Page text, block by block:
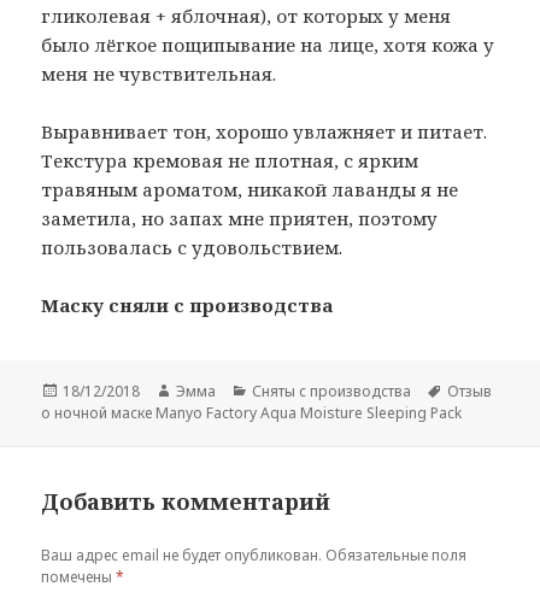
гликолевая + яблочная), от которых у меня
было лёгкое пощипывание на лице, хотя кожа у
меня не чувствительная.
Выравнивает тон, хорошо увлажняет и питает.
Текстура кремовая не плотная, с ярким
травяным ароматом, никакой лаванды я не
заметила, но запах мне приятен, поэтому
пользовалась с удовольствием.
Маску сняли с производства
Опубликовано
18/12/2018 Автор
Эмма Рубрики
Сняты с производства Метки
Отзыв
о ночной маске Manyo Factory Aqua Moisture Sleeping Pack
Добавить комментарий
Ваш адрес email не будет опубликован. Обязательные поля
помечены*